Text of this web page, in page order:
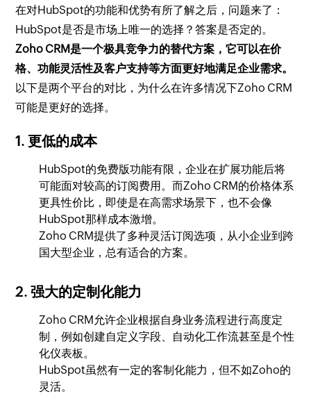
在对HubSpot的功能和优势有所了解之后，问题来了：
HubSpot是否是市场上唯一的选择？答案是否定的。
Zoho CRM是一个极具竞争力的替代方案，它可以在价
格、功能灵活性及客户支持等方面更好地满足企业需求。
以下是两个平台的对比，为什么在许多情况下Zoho CRM
可能是更好的选择。
1. 更低的成本
HubSpot的免费版功能有限，企业在扩展功能后将
可能面对较高的订阅费用。而Zoho CRM的价格体系
更具性价比，即使是在高需求场景下，也不会像
HubSpot那样成本激增。
Zoho CRM提供了多种灵活订阅选项，从小企业到跨
国大型企业，总有适合的方案。
2. 强大的定制化能力
Zoho CRM允许企业根据自身业务流程进行高度定
制，例如创建自定义字段、自动化工作流甚至是个性
化仪表板。
HubSpot虽然有一定的客制化能力，但不如Zoho的
灵活。